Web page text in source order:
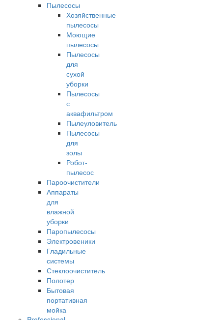
Пылесосы
Хозяйственные
пылесосы
Моющие
пылесосы
Пылесосы
для
сухой
уборки
Пылесосы
с
аквафильтром
Пылеуловитель
Пылесосы
для
золы
Робот-
пылесос
Пароочистители
Аппараты
для
влажной
уборки
Паропылесосы
Электровеники
Гладильные
системы
Стеклоочиститель
Полотер
Бытовая
портативная
мойка